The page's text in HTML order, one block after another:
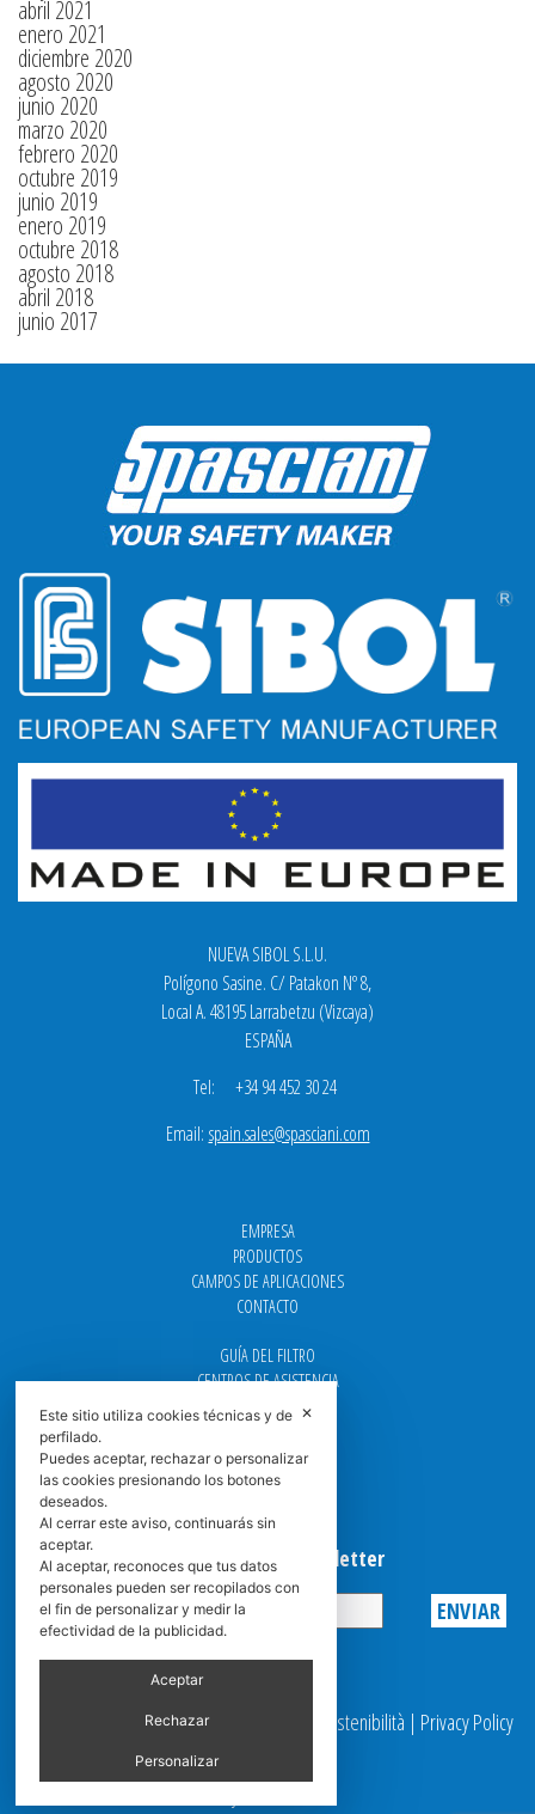
abril 2021
enero 2021
diciembre 2020
agosto 2020
junio 2020
marzo 2020
febrero 2020
octubre 2019
junio 2019
enero 2019
octubre 2018
agosto 2018
abril 2018
junio 2017
NUEVA SIBOL S.L.U.
Polígono Sasine. C/ Patakon Nº 8,
Local A. 48195 Larrabetzu (Vizcaya)
ESPAÑA
Tel: +34 94 452 30 24
Email: spain.sales@spasciani.com
EMPRESA
PRODUCTOS
CAMPOS DE APLICACIONES
CONTACTO
GUÍA DEL FILTRO
CENTROS DE ASISTENCIA
DOWNLOAD
NEWS
FAQ
CARRERA
Suscribirse a la Newsletter
Privacy
© 2025 Spasciani |Codice Etico Report Sostenibilità | Privacy Policy
✕
Este sitio utiliza cookies técnicas y de
perfilado.
Puedes aceptar, rechazar o personalizar
las cookies presionando los botones
deseados.
Al cerrar este aviso, continuarás sin
aceptar.
Al aceptar, reconoces que tus datos
personales pueden ser recopilados con
el fin de personalizar y medir la
efectividad de la publicidad.
Aceptar
Rechazar
Personalizar